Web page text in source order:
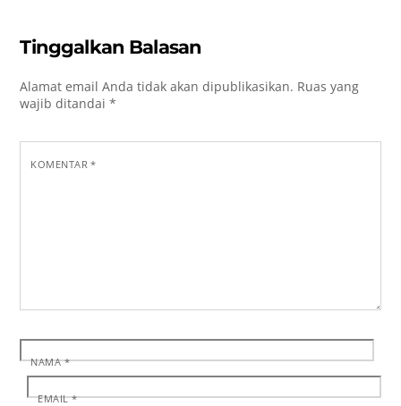
Tinggalkan Balasan
Alamat email Anda tidak akan dipublikasikan. Ruas yang
wajib ditandai*
KOMENTAR*
NAMA*
EMAIL*